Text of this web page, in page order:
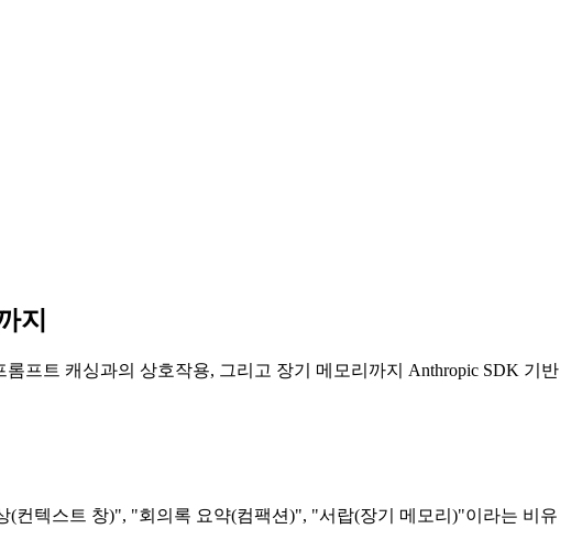
지
프트 캐싱과의 상호작용, 그리고 장기 메모리까지 Anthropic SDK 기반
(컨텍스트 창)", "회의록 요약(컴팩션)", "서랍(장기 메모리)"이라는 비유